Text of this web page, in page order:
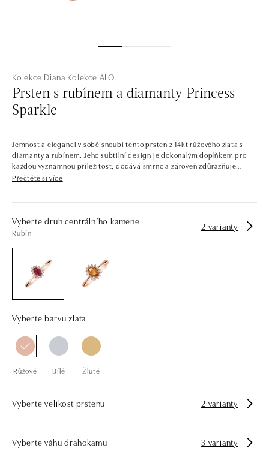
Kolekce Diana Kolekce ALO
Prsten s rubínem a diamanty Princess
Sparkle
Jemnost a eleganci v sobě snoubí tento prsten z 14kt růžového zlata s
diamanty a rubínem. Jeho subtilní design je dokonalým doplňkem pro
každou významnou příležitost, dodává šmrnc a zároveň zdůrazňuje
jemnou krásu nositelky. Šperk je součástí kolekce Diana.
lemováním. Kontrastní barvy drahokamů v kombinaci s pečlivě
zvolenými odstíny zlata dávají vzniknout šperkům, jaké byste našli i v
Společnost ALO diamonds vyrábí v Čechách šperky z diamantů a
drahých kamenů už téměř 30 let. Každý šperk je tak originál a je také
opatřen certifikátem pravosti a dodán v luxusním balení. Ať už vybíráte
Přečtěte si více
Vyberte druh centrálního kamene
Rubín
2 varianty
Vyberte barvu zlata
Růžové Bílé Žluté
Vyberte velikost prstenu 2 varianty
Vyberte váhu drahokamu 3 varianty